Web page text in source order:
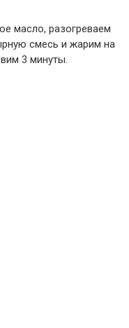
масло, разогреваем
смесь и жарим на
3 минуты.